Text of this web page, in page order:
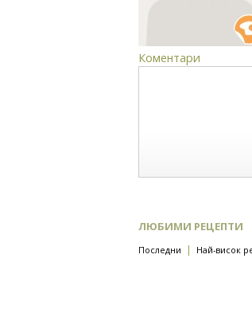
Коментари
ЛЮБИМИ РЕЦЕПТИ
Последни | Най-висок